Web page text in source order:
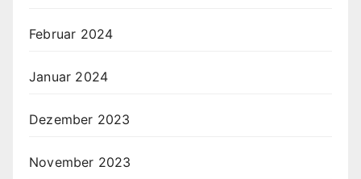
Februar 2024
Januar 2024
Dezember 2023
November 2023